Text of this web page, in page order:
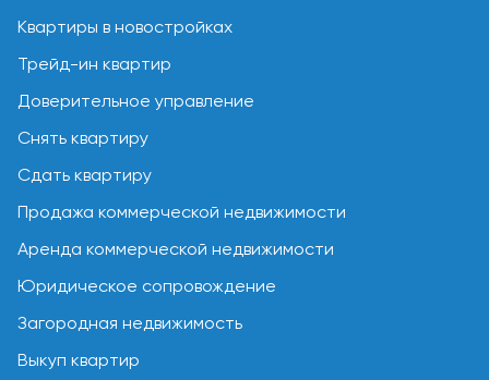
Квартиры в новостройках
Трейд-ин квартир
Доверительное управление
Снять квартиру
Сдать квартиру
Продажа коммерческой недвижимости
Аренда коммерческой недвижимости
Юридическое сопровождение
Загородная недвижимость
Выкуп квартир